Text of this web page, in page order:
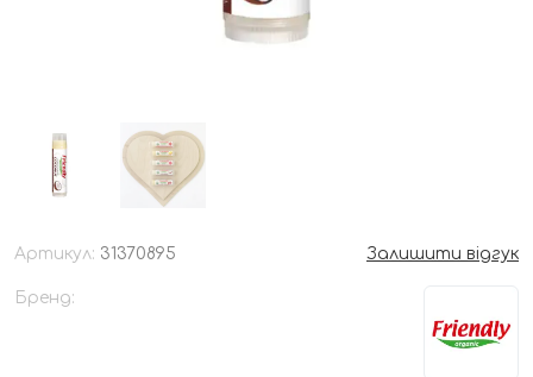
Артикул: 31370895 Залишити відгук
Бренд: